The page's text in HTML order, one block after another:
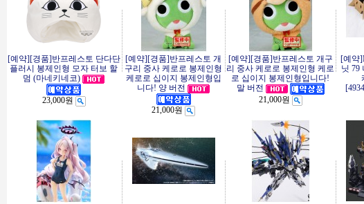
[예약][경품]반프레스토 단다단
플러시 봉제인형 모자 터보 할
멈 (마네키네코)
23,000원
[예약][경품]반프레스토 개
구리 중사 케로로 봉제인형
케로로 십이지 봉제인형입
니다! 양 버전
21,000원
[예약][경품]반프레스토 개구
리 중사 케로로 봉제인형 케로
로 십이지 봉제인형입니다!
말 버전
21,000원
[예약
닛 79